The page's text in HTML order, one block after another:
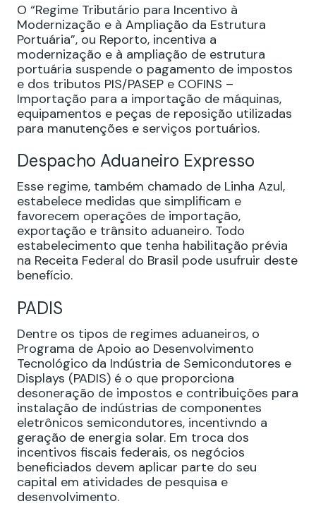
O “Regime Tributário para Incentivo à
Modernização e à Ampliação da Estrutura
Portuária”, ou Reporto, incentiva a
modernização e à ampliação de estrutura
portuária suspende o pagamento de impostos
e dos tributos PIS/PASEP e COFINS –
Importação para a importação de máquinas,
equipamentos e peças de reposição utilizadas
para manutenções e serviços portuários.
Despacho Aduaneiro Expresso
Esse regime, também chamado de Linha Azul,
estabelece medidas que simplificam e
favorecem operações de importação,
exportação e trânsito aduaneiro. Todo
estabelecimento que tenha habilitação prévia
na Receita Federal do Brasil pode usufruir deste
benefício.
PADIS
Dentre os tipos de regimes aduaneiros, o
Programa de Apoio ao Desenvolvimento
Tecnológico da Indústria de Semicondutores e
Displays (PADIS) é o que proporciona
desoneração de impostos e contribuições para
instalação de indústrias de componentes
eletrônicos semicondutores, incentivndo a
geração de energia solar. Em troca dos
incentivos fiscais federais, os negócios
beneficiados devem aplicar parte do seu
capital em atividades de pesquisa e
desenvolvimento.